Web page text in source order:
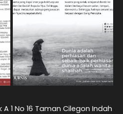
A 1 No 16 Taman Cilegon Indah